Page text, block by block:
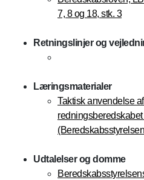
7, 8 og 18, stk. 3
Retningslinjer og
Læringsmaterialer
Taktisk anvendelse
Udtalelser og domme